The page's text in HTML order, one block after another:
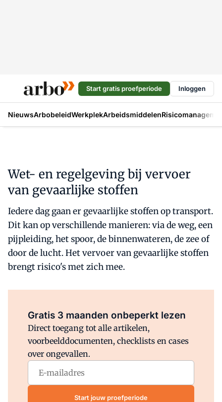
Start gratis proefperiode Inloggen
NieuwsArbobeleidWerkplekArbeidsmiddelen
Wet- en regelgeving bij vervoer
van gevaarlijke stoffen
Iedere dag gaan er gevaarlijke stoffen op transport.
Dit kan op verschillende manieren: via de weg, een
pijpleiding, het spoor, de binnenwateren, de zee of
door de lucht. Het vervoer van gevaarlijke stoffen
brengt risico's met zich mee.
Gratis 3 maanden onbeperkt lezen
Direct toegang tot alle artikelen,
voorbeelddocumenten, checklists en cases
over ongevallen.
Start jouw proefperiode